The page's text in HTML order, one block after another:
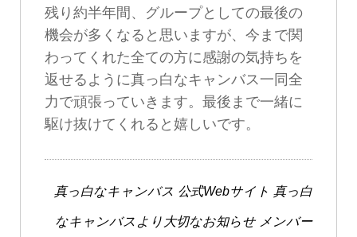
残り約半年間、グループとしての最後の
機会が多くなると思いますが、今まで関
わってくれた全ての方に感謝の気持ちを
返せるように真っ白なキャンバス一同全
力で頑張っていきます。最後まで一緒に
駆け抜けてくれると嬉しいです。
真っ白なキャンバス 公式Webサイト 真っ白
なキャンバスより大切なお知らせ メンバー